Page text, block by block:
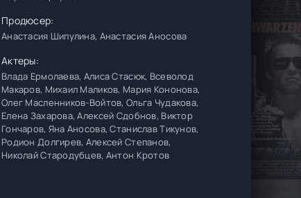
Продюсер:
Анастасия Шипулина, Анастасия Аносова
Актеры:
Влада Ермолаева, Алиса Стасюк, Всеволод
Макаров, Михаил Маликов, Мария Кононова,
Олег Масленников-Войтов, Ольга Чудакова,
Елена Захарова, Алексей Сдобнов, Виктор
Гончаров, Яна Аносова, Станислав Тикунов,
Родион Долгирев, Алексей Степанов,
Николай Стародубцев, Антон Кротов